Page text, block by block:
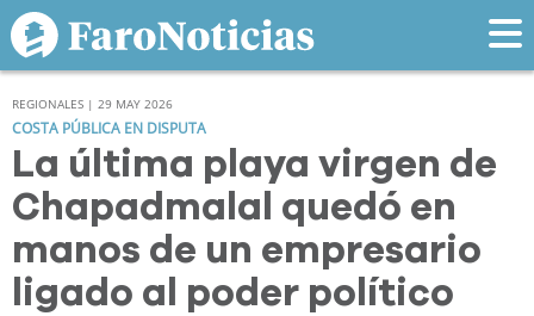
REGIONALES | 29 MAY 2026
COSTA PÚBLICA EN DISPUTA
La última playa virgen de
Chapadmalal quedó en
manos de un empresario
ligado al poder político